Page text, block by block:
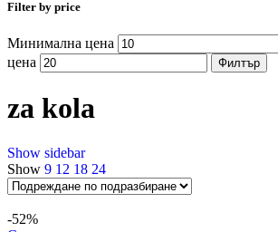
Filter by price
Минимална цена
цена
Филтър
za kola
Show sidebar
Show 9 12 18 24
-52%